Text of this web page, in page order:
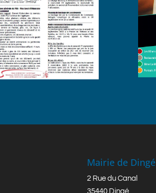
Mairie de Dingé
2 Rue du Canal
35440 Dingé